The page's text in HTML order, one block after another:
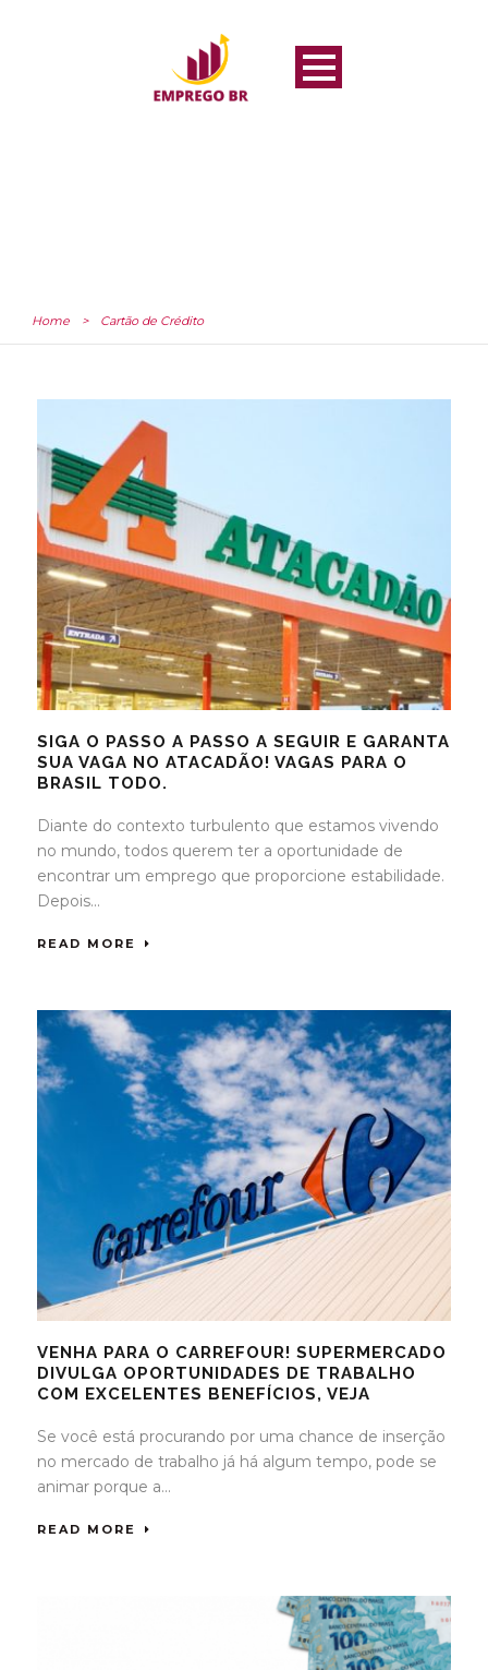
Home > Cartão de Crédito
SIGA O PASSO A PASSO A SEGUIR E GARANTA
SUA VAGA NO ATACADÃO! VAGAS PARA O
BRASIL TODO.
Diante do contexto turbulento que estamos vivendo
no mundo, todos querem ter a oportunidade de
encontrar um emprego que proporcione estabilidade.
Depois...
READ MORE
VENHA PARA O CARREFOUR! SUPERMERCADO
DIVULGA OPORTUNIDADES DE TRABALHO
COM EXCELENTES BENEFÍCIOS, VEJA
Se você está procurando por uma chance de inserção
no mercado de trabalho já há algum tempo, pode se
animar porque a...
READ MORE